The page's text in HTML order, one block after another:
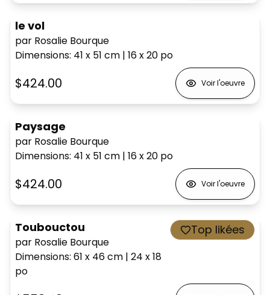
le vol
par Rosalie Bourque
Dimensions: 41 x 51 cm | 16 x 20 po
$424.00 Voir l'oeuvre
Paysage
par Rosalie Bourque
Dimensions: 41 x 51 cm | 16 x 20 po
$424.00 Voir l'oeuvre
Toubouctou
par Rosalie Bourque
Dimensions: 61 x 46cm | 24 x 18
po
Top likées